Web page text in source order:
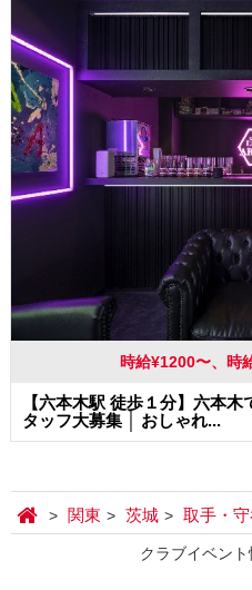
時給¥1200〜、時
【六本木駅 徒歩１分】六本
タッフ大募集 │ おしゃれ...
関東 茨城 取手・守
クラブイベン